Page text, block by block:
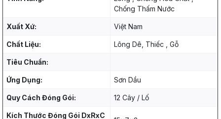
Chống Thấm Nước
Xuất Xứ: Việt Nam
Chất Liệu: Lông Dê, Thiếc , Gỗ
Tiêu Chuẩn:
Ứng Dụng: Sơn Dầu
Quy Cách Đóng Gói: 12 Cây / Lố
Kích Thước Đóng Gói DxRxC